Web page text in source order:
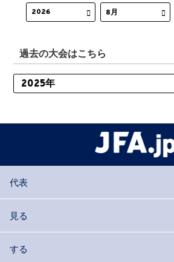
過去の大会はこちら
代表
見る
する